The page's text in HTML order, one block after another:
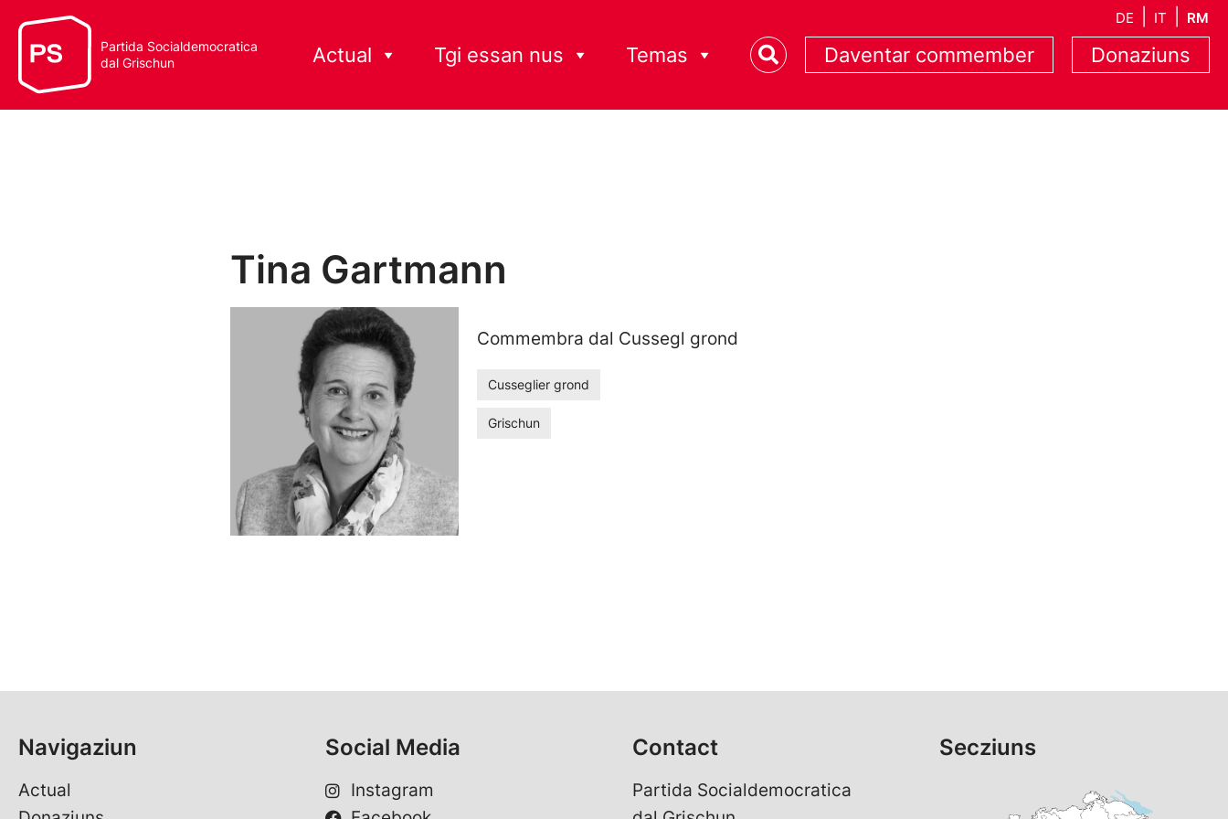
DE IT RM
Partida Socialdemocratica
dal Grischun
Actual Tgi essan nus Temas Daventar commember Donaziuns
Tina Gartmann
Commembra dal Cussegl grond
Cusseglier grond
Grischun
Navigaziun
Actual
Social Media
Instagram
Contact
Partida Socialdemocratica
Secziuns